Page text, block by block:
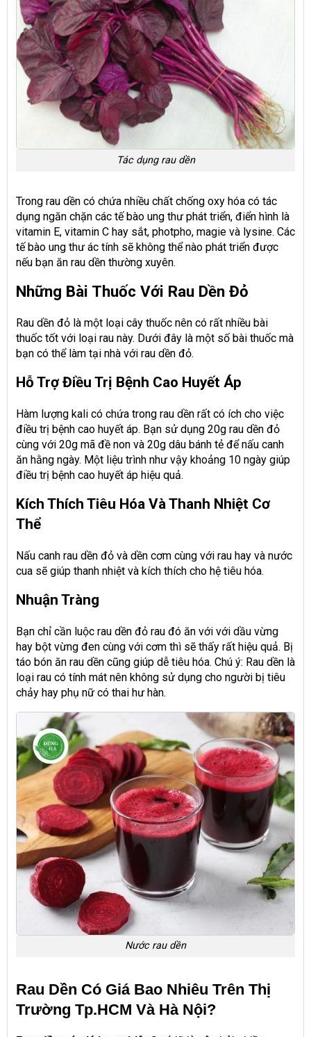
Tác dụng rau dền
Trong rau dền có chứa nhiều chất chống oxy hóa có tác
dụng ngăn chặn các tế bào ung thư phát triển, điển hình là
vitamin E, vitamin C hay sắt, photpho, magie và lysine. Các
tế bào ung thư ác tính sẽ không thể nào phát triển được
nếu bạn ăn rau dền thường xuyên.
Những Bài Thuốc Với Rau Dền Đỏ
Rau dền đỏ là một loại cây thuốc nên có rất nhiều bài
thuốc tốt với loại rau này. Dưới đây là một số bài thuốc mà
bạn có thể làm tại nhà với rau dền đỏ.
Hỗ Trợ Điều Trị Bệnh Cao Huyết Áp
Hàm lượng kali có chứa trong rau dền rất có ích cho việc
điều trị bệnh cao huyết áp. Bạn sử dụng 20g rau dền đỏ
cùng với 20g mã đề non và 20g dâu bánh tẻ để nấu canh
ăn hằng ngày. Một liệu trình như vậy khoảng 10 ngày giúp
điều trị bệnh cao huyết áp hiệu quả.
Kích Thích Tiêu Hóa Và Thanh Nhiệt Cơ
Thể
Nấu canh rau dền đỏ và dền cơm cùng với rau hay và nước
cua sẽ giúp thanh nhiệt và kích thích cho hệ tiêu hóa.
Nhuận Tràng
Bạn chỉ cần luộc rau dền đỏ rau đó ăn với với dầu vừng
hay bột vừng đen cùng với cơm thì sẽ thấy rất hiệu quả. Bị
táo bón ăn rau dền cũng giúp dễ tiêu hóa. Chú ý: Rau dền là
loại rau có tính mát nên không sử dụng cho người bị tiêu
chảy hay phụ nữ có thai hư hàn.
Nước rau dền
Rau Dền Có Giá Bao Nhiêu Trên Thị
Trường Tp.HCM Và Hà Nội?